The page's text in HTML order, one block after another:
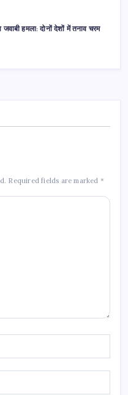
हमला: दोनों देशों में तनाव चरम
Required fields are marked *